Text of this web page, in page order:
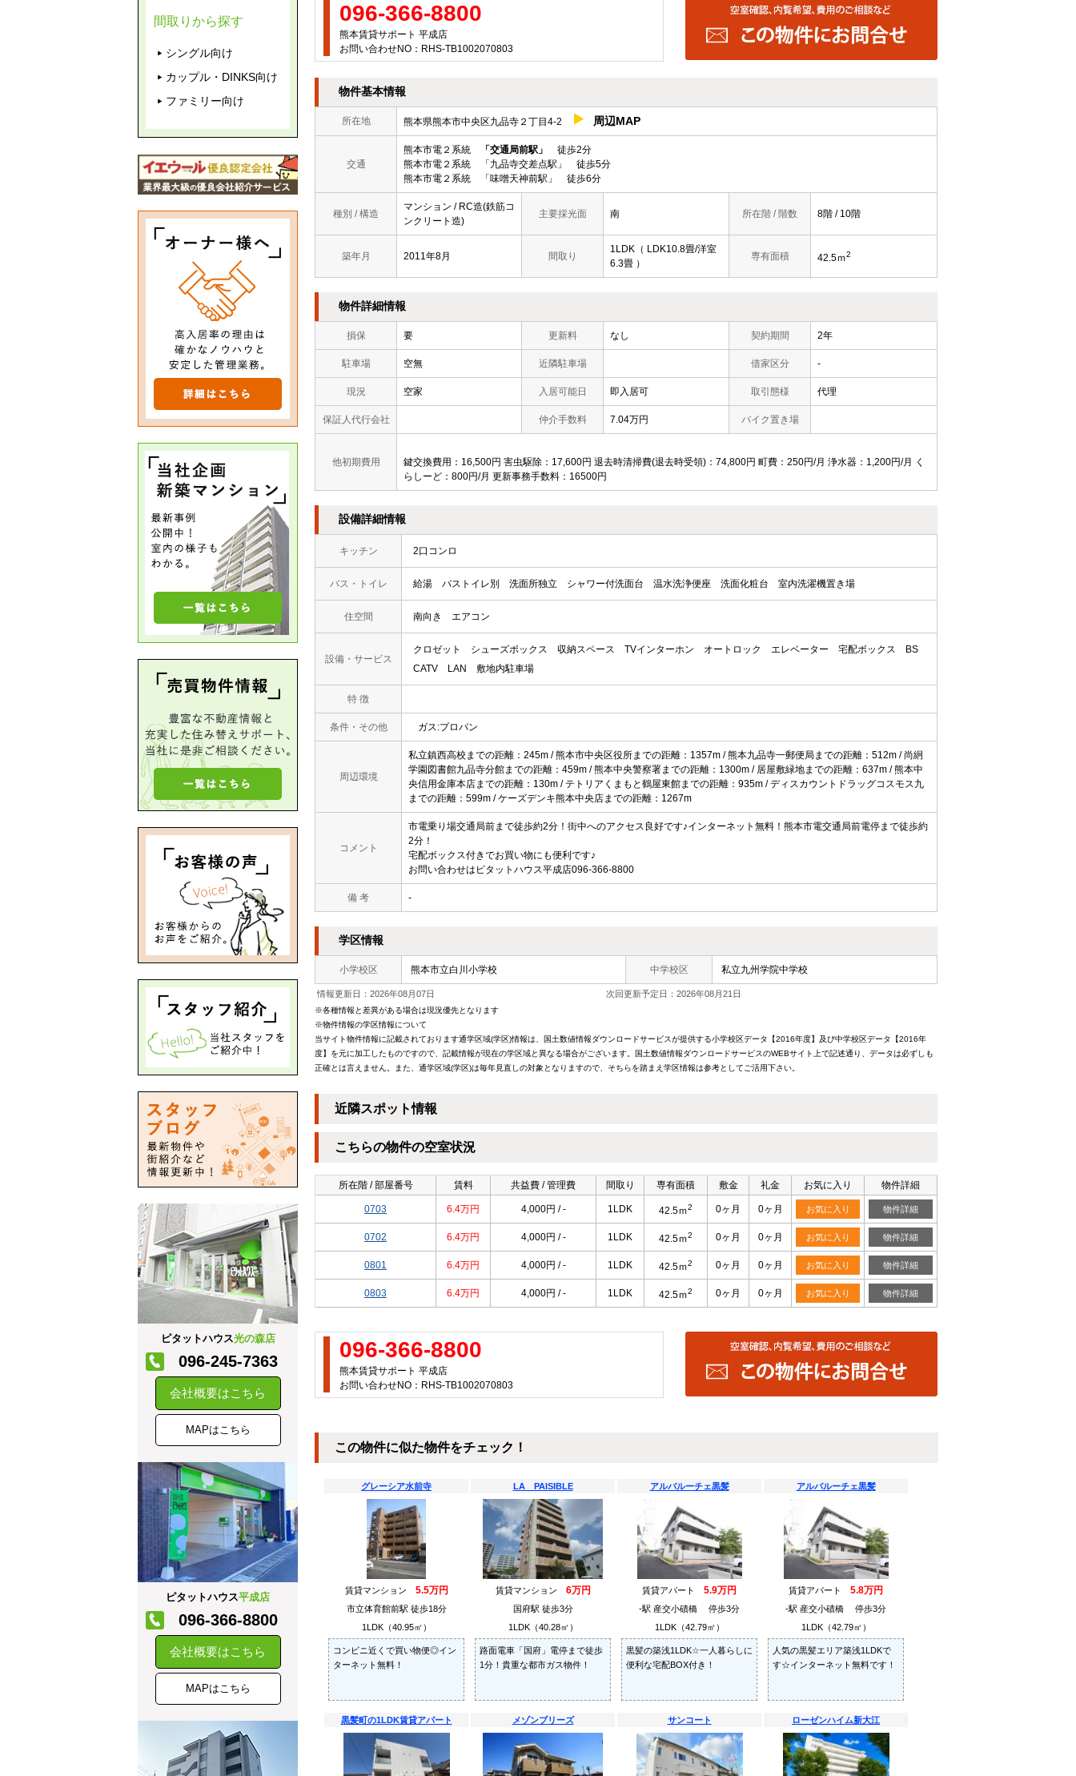
096-366-8800
熊本賃貸サポート 平成店
お問い合わせNO：RHS-TB1002070803
物件基本情報
所在地 熊本県熊本市中央区九品寺２丁目4-2 周辺MAP
交通
熊本市電２系統 「交通局前駅」
徒歩2分
熊本市電２系統 「九品寺交差点駅」 徒歩5分
熊本市電２系統 「味噌天神前駅」 徒歩6分
種別 / 構造
マンション / RC造(鉄筋コ
ンクリート造)
主要採光面 南 所在階 / 階数 8階 / 10階
築年月 2011年8月 間取り
1LDK（ LDK10.8畳/洋室
6.3畳 ）
専有面積 42.5ｍ2
物件詳細情報
損保 要 更新料 なし 契約期間 2年
駐車場 空無 近隣駐車場 借家区分 -
現況 空家 入居可能日 即入居可 取引態様 代理
保証人代行会社 仲介手数料 7.04万円 バイク置き場
他初期費用
鍵交換費用：16,500円 害虫駆除：17,600円 退去時清掃費(退去時受領)：74,800円 町費：250円/月 浄水器：1,200円/月 く
らしーど：800円/月 更新事務手数料：16500円
設備詳細情報
キッチン 2口コンロ
バス・トイレ 給湯 バストイレ別 洗面所独立 シャワー付洗面台 温水洗浄便座 洗面化粧台 室内洗濯機置き場
住空間 南向き エアコン
設備・サービス
クロゼット シューズボックス 収納スペース TVインターホン オートロック エレベーター 宅配ボックス
BS
CATV
LAN 敷地内駐車場
特 徴
条件・その他 ガス:プロパン
周辺環境
私立鎮西高校までの距離：245m / 熊本市中央区役所までの距離：1357m / 熊本九品寺一郵便局までの距離：512m / 尚絅
学園図書館九品寺分館までの距離：459m / 熊本中央警察署までの距離：1300m / 居屋敷緑地までの距離：637m / 熊本中
央信用金庫本店までの距離：130m / テトリアくまもと鶴屋東館までの距離：935m / ディスカウントドラッグコスモス九
までの距離：599m / ケーズデンキ熊本中央店までの距離：1267m
コメント
市電乗り場交通局前まで徒歩約2分！街中へのアクセス良好です♪インターネット無料！熊本市電交通局前電停まで徒歩約
2分！
宅配ボックス付きでお買い物にも便利です♪
お問い合わせはピタットハウス平成店096-366-8800
備 考 -
学区情報
小学校区 熊本市立白川小学校 中学校区 私立九州学院中学校
情報更新日：2026年08月07日 次回更新予定日：2026年08月21日
※各種情報と差異がある場合は現況優先となります
※物件情報の学区情報について
当サイト物件情報に記載されております通学区域(学区)情報は、国土数値情報ダウンロードサービスが提供する小学校区データ【2016年度】及び中学校区データ【2016年
度】を元に加工したものですので、記載情報が現在の学区域と異なる場合がございます。国土数値情報ダウンロードサービスのWEBサイト上で記述通り、データは必ずしも
正確とは言えません。また、通学区域(学区)は毎年見直しの対象となりますので、そちらを踏まえ学区情報は参考としてご活用下さい。
近隣スポット情報
こちらの物件の空室状況
所在階 / 部屋番号 賃料 共益費 / 管理費 間取り 専有面積 敷金 礼金 お気に入り 物件詳細
0703 6.4万円 4,000円 / - 1LDK 42.5ｍ2 0ヶ月 0ヶ月 お気に入り 物件詳細
0702 6.4万円 4,000円 / - 1LDK 42.5ｍ2 0ヶ月 0ヶ月 お気に入り 物件詳細
0801 6.4万円 4,000円 / - 1LDK 42.5ｍ2 0ヶ月 0ヶ月 お気に入り 物件詳細
0803 6.4万円 4,000円 / - 1LDK 42.5ｍ2 0ヶ月 0ヶ月 お気に入り 物件詳細
096-366-8800
熊本賃貸サポート 平成店
お問い合わせNO：RHS-TB1002070803
この物件に似た物件をチェック！
グレーシア水前寺
賃貸マンション 5.5万円
市立体育館前駅 徒歩18分
1LDK（40.95㎡）
コンビニ近くで買い物便◎イン
ターネット無料！
LA PAISIBLE
賃貸マンション 6万円
国府駅 徒歩3分
1LDK（40.28㎡）
路面電車「国府」電停まで徒歩
1分！貴重な都市ガス物件！
アルバルーチェ黒髪
賃貸アパート 5.9万円
-駅 産交小磧橋 停歩3分
1LDK（42.79㎡）
黒髪の築浅1LDK☆一人暮らしに
便利な宅配BOX付き！
アルバルーチェ黒髪
賃貸アパート 5.8万円
-駅 産交小磧橋 停歩3分
1LDK（42.79㎡）
人気の黒髪エリア築浅1LDKで
す☆インターネット無料です！
黒髪町の1LDK賃貸アパート メゾンブリーズ サンコート ローゼンハイム新大江
間取りから探す
シングル向け
カップル・DINKS向け
ファミリー向け
ピタットハウス光の森店
096-245-7363
会社概要はこちら
MAPはこちら
ピタットハウス平成店
096-366-8800
会社概要はこちら
MAPはこちら